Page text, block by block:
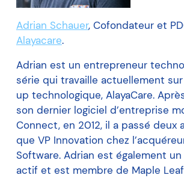
Adrian Schauer, Cofondateur et
Alayacare.
Adrian est un entrepreneur
série qui travaille actuellement
up technologique, AlayaCare.
son dernier logiciel d’entreprise
Connect, en 2012, il a passé deux
que VP Innovation chez
Software. Adrian est également
actif et est membre de Maple